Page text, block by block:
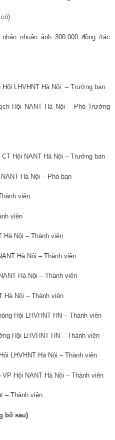
nhuận ảnh 300.000 đồng /tác
Hội LHVHNT Hà Nội – Trưởng ban
Hội NANT Hà Nội – Phó Trưởng
Hội NANT Hà Nội – Trưởng ban
Hà Nội – Phó ban
viên
viên
Hà Nội – Thành viên
Hà Nội – Thành viên
Hà Nội – Thành viên
Hà Nội – Thành viên
Hội LHVHNT HN – Thành viên
Hội LHVHNT HN – Thành viên
LHVHNT Hà Nội – Thành viên
Hội NANT Hà Nội – Thành viên
– Thành viên.
bố sau)